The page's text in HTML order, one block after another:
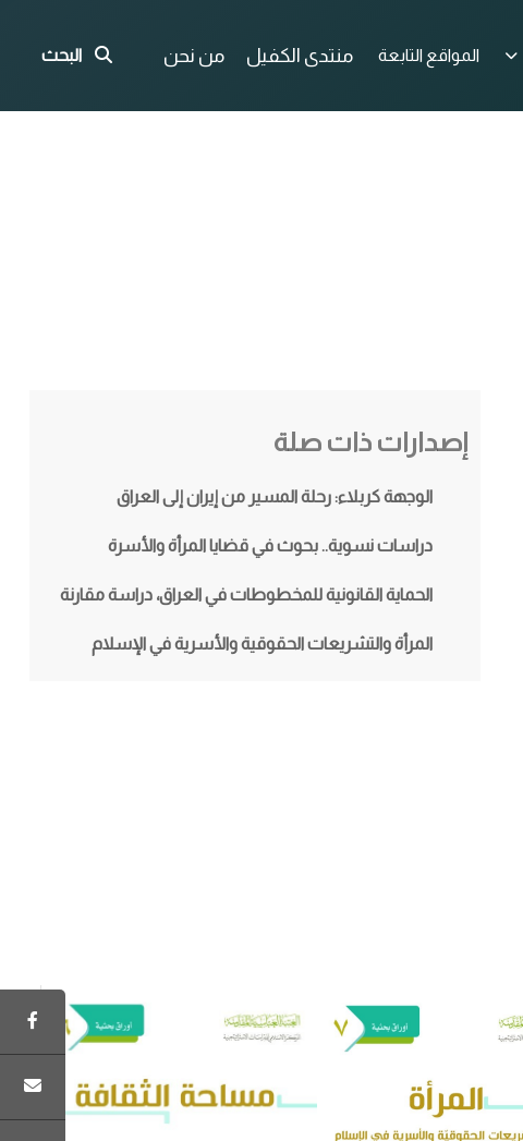
المواقع التابعة منتدى الكفيل من نحن البحث
إصدارات ذات صلة
الوجهة كربلاء: رحلة المسير من إيران إلى العراق
دراسات نسوية.. بحوث في قضايا المرأة والأسرة
الحماية القانونية للمخطوطات في العراق، دراسة مقارنة
المرأة والتشريعات الحقوقية والأسرية في الإسلام